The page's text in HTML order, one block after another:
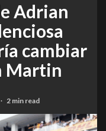
Adrian
cambiar
Martin
2 min read